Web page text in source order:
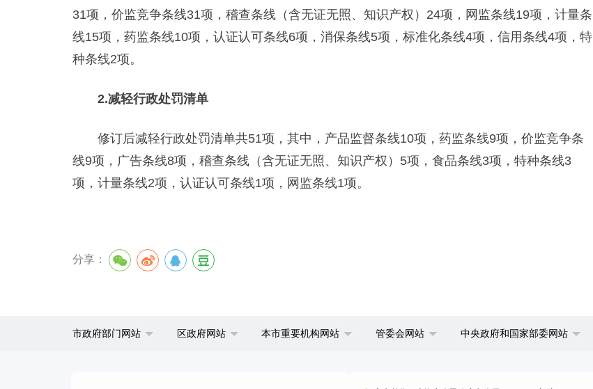
31项，价监竞争条线31项，稽查条线（含无证无照、知识产权）24项，网监条线19项，计量条
线15项，药监条线10项，认证认可条线6项，消保条线5项，标准化条线4项，信用条线4项，特
种条线2项。
2.减轻行政处罚清单
修订后减轻行政处罚清单共51项，其中，产品监督条线10项，药监条线9项，价监竞争条
线9项，广告条线8项，稽查条线（含无证无照、知识产权）5项，食品条线3项，特种条线3
项，计量条线2项，认证认可条线1项，网监条线1项。
分享：
市政府部门网站 区政府网站 本市重要机构网站 管委会网站 中央政府和国家部委网站